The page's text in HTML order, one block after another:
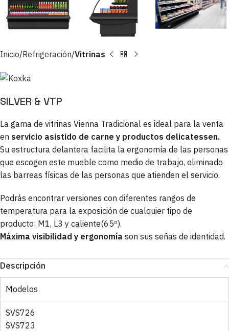
Inicio Refrigeración Vitrinas
SILVER & VTP
La gama de vitrinas Vienna Tradicional es ideal para la venta
en servicio asistido de carne y productos delicatessen.
Su estructura delantera facilita la ergonomía de las personas
que escogen este mueble como medio de trabajo, eliminado
las barreas físicas de las personas que atienden el servicio.
Podrás encontrar versiones con diferentes rangos de
temperatura para la exposición de cualquier tipo de
producto: M1, L3 y caliente(65º).
Máxima visibilidad y ergonomía son sus señas de identidad.
Descripción
Modelos
SVS726
SVS723